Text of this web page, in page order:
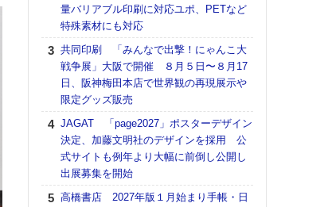
量バリアブル印刷に対応ユポ、PETなど
特殊素材にも対応
共同印刷 「みんなで出撃！にゃんこ大
戦争展」大阪で開催 ８月５日〜８月17
日、阪神梅田本店で世界観の再現展示や
限定グッズ販売
JAGAT 「page2027」ポスターデザイン
決定、加藤文明社のデザインを採用 公
式サイトも例年より大幅に前倒し公開し
出展募集を開始
高橋書店 2027年版１月始まり手帳・日